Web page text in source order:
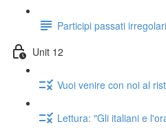
Participi passati
Unit 12
Vuoi venire con noi al
Lettura: "Gli italiani e